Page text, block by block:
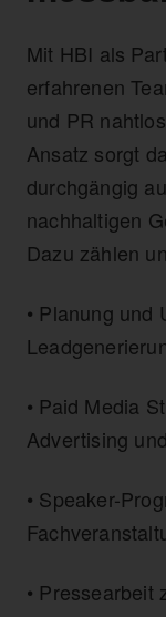
Mit HBI als
erfahrenen
und PR
Ansatz sorgt
durchgängig
nachhaltigen
Dazu zählen
• Planung und
• Paid Media
Advertising
• Speaker-
• Pressearbeit